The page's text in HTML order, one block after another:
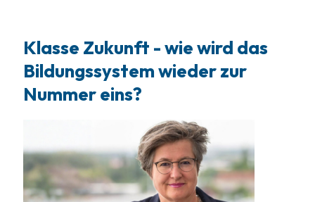
Klasse Zukunft - wie wird das
Bildungssystem wieder zur
Nummer eins?